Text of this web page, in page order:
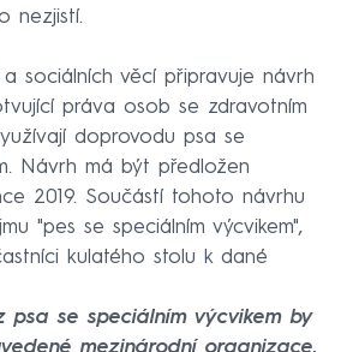
nezjistí.
sociálních věcí připravuje návrh
práva osob se zdravotním
doprovodu psa se
Návrh má být předložen
2019. Součástí tohoto návrhu
"pes se speciálním výcvikem",
kulatého stolu k dané
psa se speciálním výcvikem by
mezinárodní organizace,